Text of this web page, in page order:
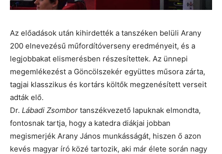
Az előadások után kihirdették a tanszéken belüli Arany
200 elnevezésű műfordítóverseny eredményeit, és a
legjobbakat elismerésben részesítettek. Az ünnepi
megemlékezést a Göncölszekér együttes műsora zárta,
tagjai klasszikus és kortárs költők megzenésített verseit
adták elő.
Dr. Lábadi Zsombor tanszékvezető lapuknak elmondta,
fontosnak tartja, hogy a katedra diákjai jobban
megismerjék Arany János munkásságát, hiszen ő azon
kevés magyar író közé tartozik, aki már élete során nagy